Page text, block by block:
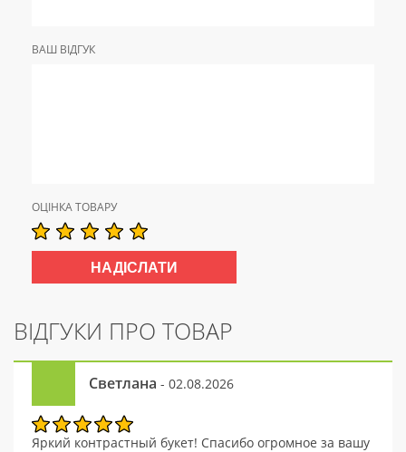
ВАШ ВІДГУК
ОЦІНКА ТОВАРУ
ВІДГУКИ ПРО ТОВАР
Светлана - 02.08.2026
Яркий контрастный букет! Спасибо огромное за вашу